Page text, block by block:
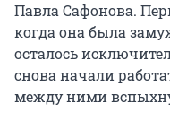
Павла Сафонова.
когда она была
осталось
снова начали
между ними